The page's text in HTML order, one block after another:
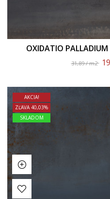
OXIDATIO
31,89 / m2
AKCIA!
ZĽAVA 40,03%
SKLADOM